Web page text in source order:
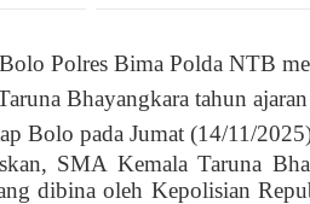
Polres Bima Polda NTB
Bhayangkara tahun
Bolo pada Jumat (14/11/
SMA Kemala Taruna
dibina oleh Kepolisian